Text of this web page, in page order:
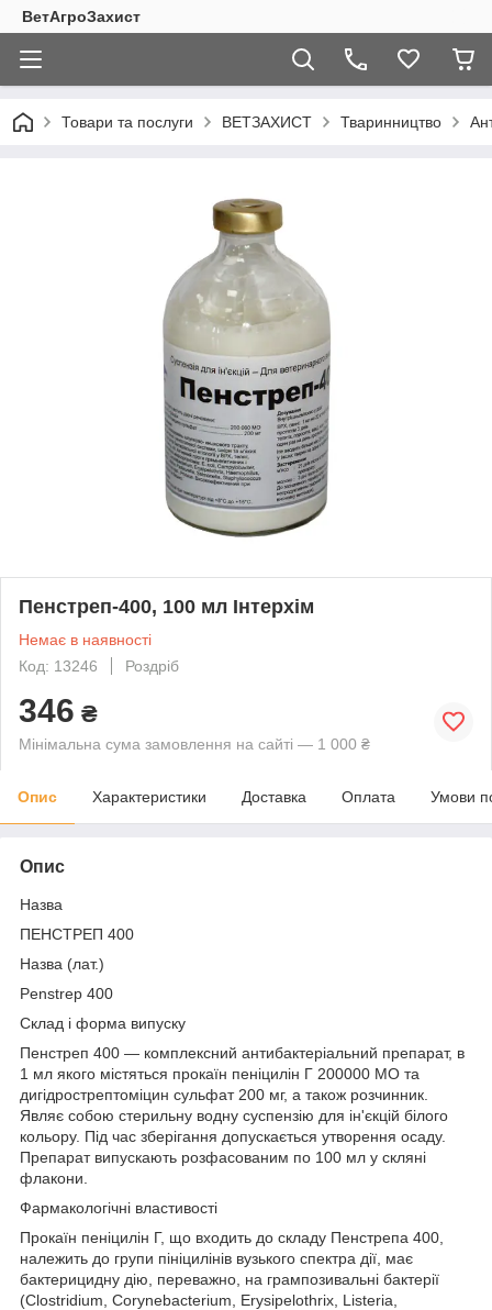
ВетАгроЗахист
Товари та послуги ВЕТЗАХИСТ Тваринництво
Пенстреп-400, 100 мл Інтерхім
Немає в наявності
Код: 13246
Роздріб
346 ₴
Мінімальна сума замовлення на сайті — 1 000 ₴
Опис Характеристики Доставка Оплата Умови
Опис
Назва
ПЕНСТРЕП 400
Назва (лат.)
Penstrep 400
Склад і форма випуску
Пенстреп 400 — комплексний антибактеріальний препарат, в
1 мл якого містяться прокаїн пеніцилін Г 200000 МО та
дигідрострептоміцин сульфат 200 мг, а також розчинник.
Являє собою стерильну водну суспензію для ін'єкцій білого
кольору. Під час зберігання допускається утворення осаду.
Препарат випускають розфасованим по 100 мл у скляні
флакони.
Фармакологічні властивості
Прокаїн пеніцилін Г, що входить до складу Пенстрепа 400,
належить до групи пініцилінів вузького спектра дії, має
бактерицидну дію, переважно, на грампозивальні бактерії
(Clostridium, Corynebacterium, Erysipelothrix, Listeria,